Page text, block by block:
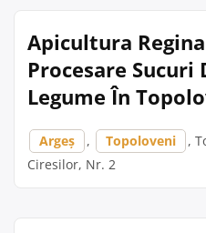
Apicultura Regina
Procesare Sucuri
Legume În
Argeș , Topoloveni
,
Ciresilor, Nr. 2